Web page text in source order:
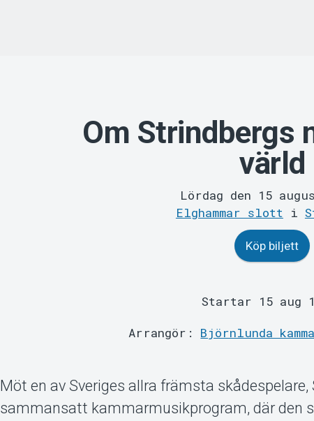
Om Strindbergs
värld
Lördag den 15
Elghammar slott i
Köp biljett
Startar 15 aug
Arrangör: Björnlunda
Möt en av Sveriges allra främsta
sammansatt kammarmusikprogram, där den